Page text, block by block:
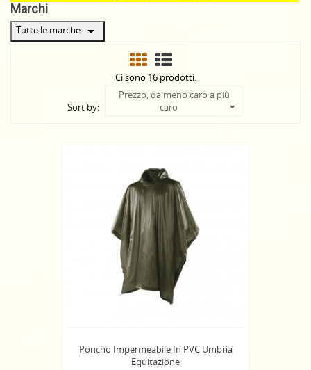
Marchi
Tutte le marche arrow_drop_down
Ci sono 16 prodotti.
Sort by:
Prezzo, da meno caro a più
caro
Poncho Impermeabile In PVC Umbria
Equitazione